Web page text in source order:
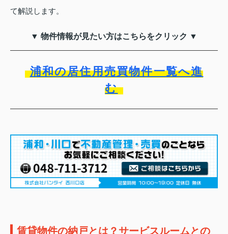
て解説します。
▼ 物件情報が見たい方はこちらをクリック ▼
浦和の居住用売買物件一覧へ進
む
賃貸物件の納戸とは？サービスルームとの